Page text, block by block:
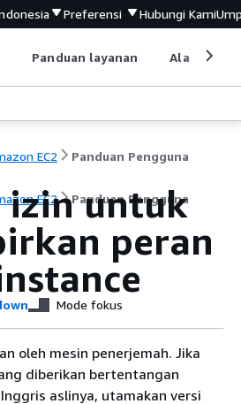
Preferensi Hubungi Kami
Panduan layanan Alat
EC2 Panduan Pengguna
EC2 Panduan Pengguna
izin untuk
peran
Mode fokus
oleh mesin penerjemah. Jika
diberikan bertentangan
aslinya, utamakan versi